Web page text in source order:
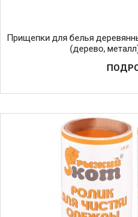
Прищепки для белья
(дерево,